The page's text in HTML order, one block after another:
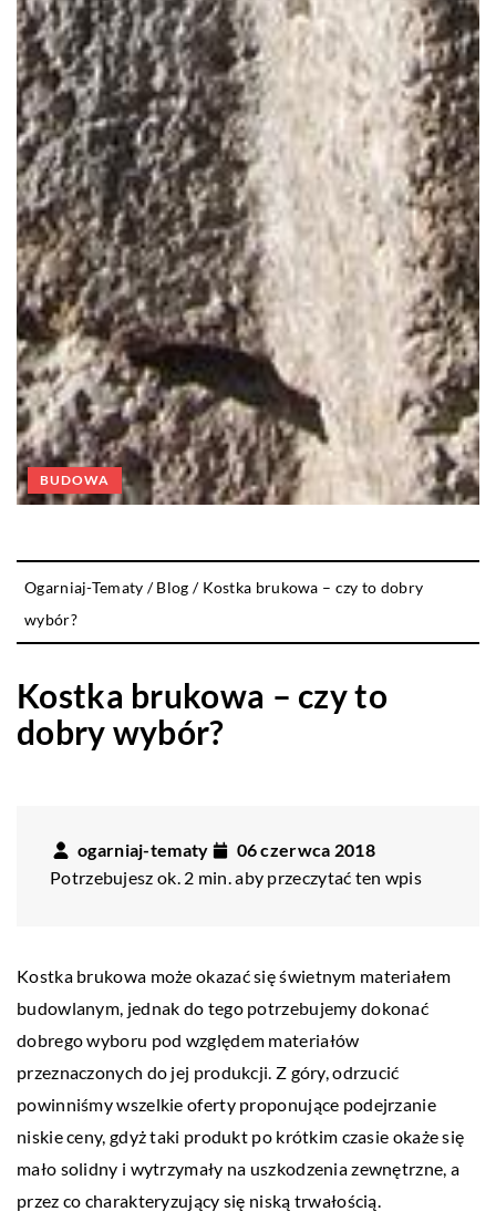
BUDOWA
Ogarniaj-Tematy /Blog / Kostka brukowa – czy to dobry
wybór?
Kostka brukowa – czy to
dobry wybór?
ogarniaj-tematy
06 czerwca 2018
Potrzebujesz ok. 2 min. aby przeczytać ten wpis
Kostka brukowa może okazać się świetnym materiałem
budowlanym, jednak do tego potrzebujemy dokonać
dobrego wyboru pod względem materiałów
przeznaczonych do jej produkcji. Z góry, odrzucić
powinniśmy wszelkie oferty proponujące podejrzanie
niskie ceny, gdyż taki produkt po krótkim czasie okaże się
mało solidny i wytrzymały na uszkodzenia zewnętrzne, a
przez co charakteryzujący się niską trwałością.